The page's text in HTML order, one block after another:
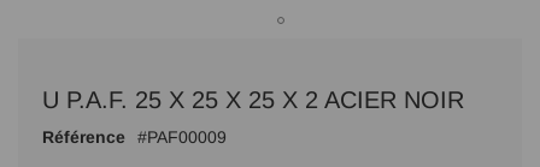
débutU P.A.F. 25 X 25 X 25 X 2 ACIER NOIR
Référence PAF00009